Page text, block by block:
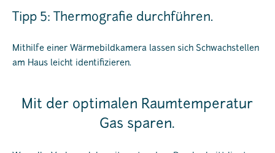
Tipp 5: Thermografie durchführen.
Mithilfe einer Wärmebildkamera lassen sich Schwachstellen
am Haus leicht identifizieren.
Mit der optimalen Raumtemperatur
Gas sparen.